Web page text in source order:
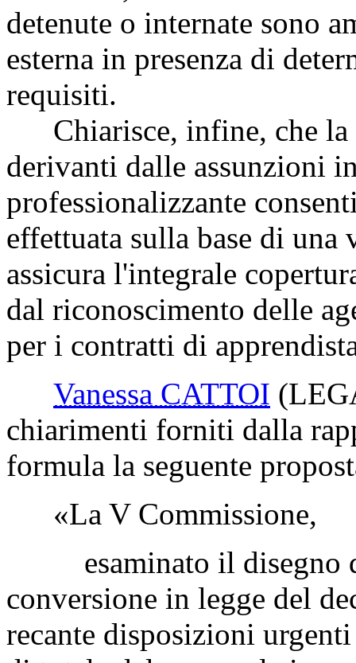
detenute o internate sono
esterna in presenza di
requisiti.
Chiarisce, infine, che la
derivanti dalle assunzioni
professionalizzante
effettuata sulla base di una
assicura l'integrale
dal riconoscimento delle
per i contratti di
Vanessa CATTOI
chiarimenti forniti dalla
formula la seguente
«La V Commissione,
esaminato il disegno di
conversione in legge del
recante disposizioni